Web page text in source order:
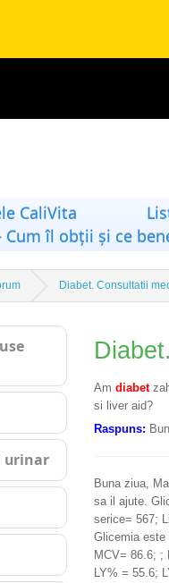
CaliVita
Cum îl obții și ce
Diabet. Consultatii
urinar
Am diabet
si liver aid?
Raspuns:
Buna ziua,
sa il ajute.
serice= 567;
Glicemia este
MCV= 86.6; ;
LY% = 55.6;